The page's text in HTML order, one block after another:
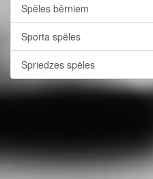
Spēles bērniem
Sporta spēles
Spriedzes spēles